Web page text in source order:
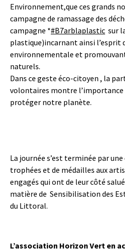
Environnement,que ces grands
campagne de ramassage des
campagne *#B7arblaplastic sur
plastique)incarnant ainsi l’esprit
environnementale et
naturels.
Dans ce geste éco-citoyen , la
volontaires montre l’importance
protéger notre planète.
La journée s’est terminée par
trophées et de médailles aux
engagés qui ont de leur côté
matière de Sensibilisation des
du Littoral.
L’association Horizon Vert en